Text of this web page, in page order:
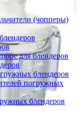
(чопперы)
для блендеров
блендеров
погружных
блендеров